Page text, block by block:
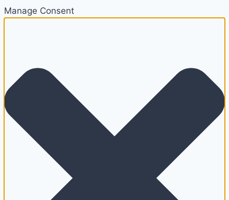
Manage Consent